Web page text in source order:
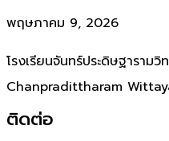
พฤษภาคม 9, 2026
โรงเรียนจันทร์ประดิษฐารามวิ
Chanpradittharam
ติดต่อ